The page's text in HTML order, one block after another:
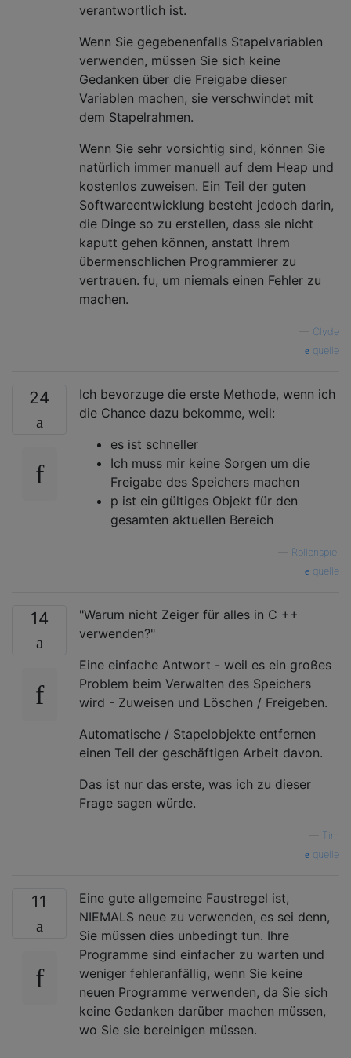
verantwortlich ist.
Wenn Sie gegebenenfalls Stapelvariablen
verwenden, müssen Sie sich keine
Gedanken über die Freigabe dieser
Variablen machen, sie verschwindet mit
dem Stapelrahmen.
Wenn Sie sehr vorsichtig sind, können Sie
natürlich immer manuell auf dem Heap und
kostenlos zuweisen. Ein Teil der guten
Softwareentwicklung besteht jedoch darin,
die Dinge so zu erstellen, dass sie nicht
kaputt gehen können, anstatt Ihrem
übermenschlichen Programmierer zu
vertrauen. fu, um niemals einen Fehler zu
machen.
Clyde
quelle
24
Ich bevorzuge die erste Methode, wenn ich
die Chance dazu bekomme, weil:
es ist schneller
Ich muss mir keine Sorgen um die
Freigabe des Speichers machen
p ist ein gültiges Objekt für den
gesamten aktuellen Bereich
Rollenspiel
quelle
14
"Warum nicht Zeiger für alles in C ++
verwenden?"
Eine einfache Antwort - weil es ein großes
Problem beim Verwalten des Speichers
wird - Zuweisen und Löschen / Freigeben.
Automatische / Stapelobjekte entfernen
einen Teil der geschäftigen Arbeit davon.
Das ist nur das erste, was ich zu dieser
Frage sagen würde.
Tim
quelle
11
Eine gute allgemeine Faustregel ist,
NIEMALS neue zu verwenden, es sei denn,
Sie müssen dies unbedingt tun. Ihre
Programme sind einfacher zu warten und
weniger fehleranfällig, wenn Sie keine
neuen Programme verwenden, da Sie sich
keine Gedanken darüber machen müssen,
wo Sie sie bereinigen müssen.